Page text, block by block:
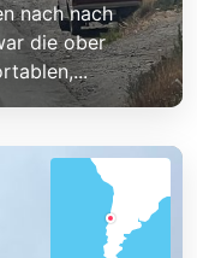
nach nach
die ober